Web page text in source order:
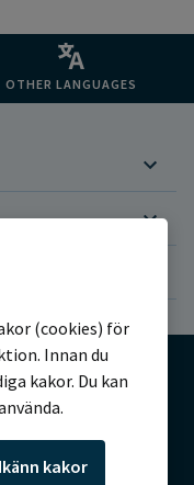
OTHER LANGUAGES
kakor
(cookies) för
Innan du
kakor. Du kan
kakor